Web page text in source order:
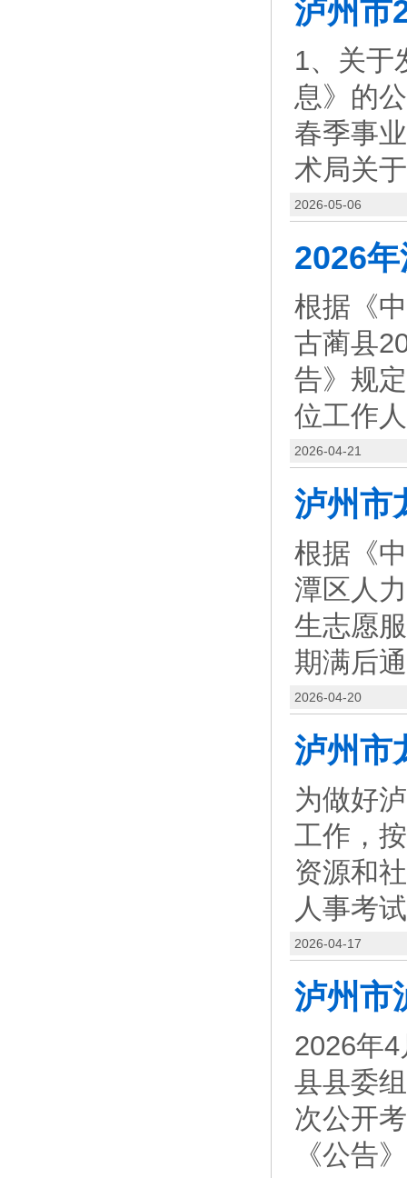
1、关于
息》的
春季事
术局关
2026-05-06
根据《
古蔺县
告》规
位工作
2026-04-21
根据《
潭区人
生志愿
期满后
2026-04-20
为做好
工作，
资源和
人事考
2026-04-17
2026年
县县委
次公开
《公告